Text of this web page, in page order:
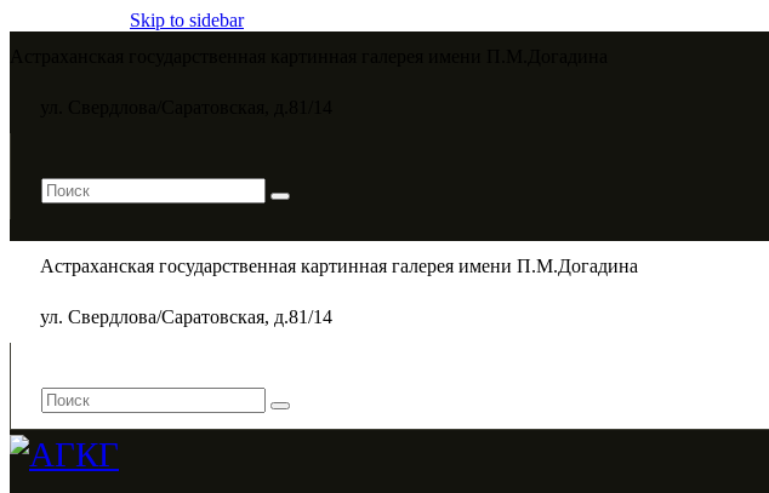
Skip to sidebar
Астраханская государственная картинная галерея имени П.М.Догадина​
ул. Свердлова/Саратовская, д.81/14